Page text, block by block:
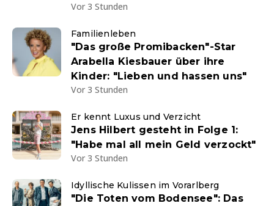
Vor 3 Stunden
Familienleben
"Das große Promibacken"-Star
Arabella Kiesbauer über ihre
Kinder: "Lieben und hassen uns"
Vor 3 Stunden
Er kennt Luxus und Verzicht
Jens Hilbert gesteht in Folge 1:
"Habe mal all mein Geld verzockt"
Vor 3 Stunden
Idyllische Kulissen im Vorarlberg
"Die Toten vom Bodensee": Das